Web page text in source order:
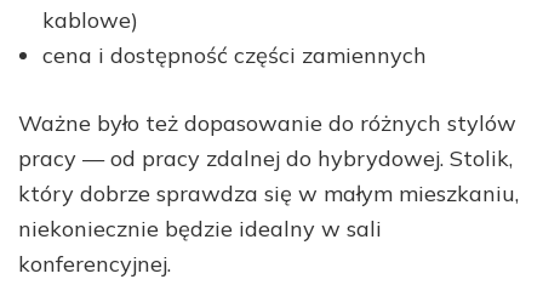
kablowe)
cena i dostępność części zamiennych
Ważne było też dopasowanie do różnych stylów
pracy — od pracy zdalnej do hybrydowej. Stolik,
który dobrze sprawdza się w małym mieszkaniu,
niekoniecznie będzie idealny w sali
konferencyjnej.